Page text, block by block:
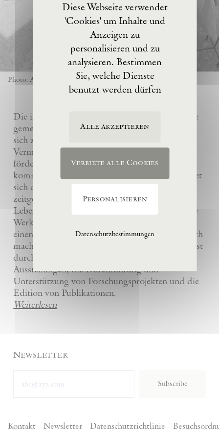
Photo: Anselm Kiefer
Die im Jahre 2017 von Anselm Kiefer gegründete
gemeinnützige Eschaton –Kunststiftung hat es
sich zur Aufgabe gemacht, das künstlerische
Vermächtnis ihres Gründers Anselm Kiefer zu
fördern und sein Atelier La Ribaute für
kommende Generationen zu erhalten. Sie widmet
sich dem Verständnis und der Wertschätzung
zeitgenössischer Kunst, insbesondere des
Lebenswerks von Anselm Kiefer, indem sie seine
Werke und die anderer Künstler bewahrt und
einem breiten Publikum in La Ribaute zugänglich
macht. Die Stiftung fördert zeitgenössische Kunst
durch die Organisation von internationalen
Ausstellungen, die Durchführung und
Unterstützung von Forschungsprojekten und die
Edition von Publikationen.
Weiterlesen
Newsletter
Subscribe
Kontakt Newsletter Datenschutzrichtlinie
Diese Webseite verwendet
'Cookies' um Inhalte und
Anzeigen zu
personalisieren und zu
analysieren. Bestimmen
Sie, welche Dienste
benutzt werden dürfen
Alle akzeptieren
Verbiete alle Cookies
Personalisieren
Datenschutzbestimmungen